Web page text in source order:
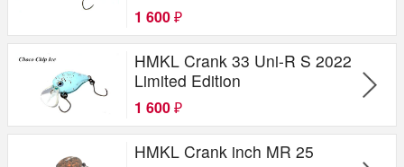
1 600 ₽
HMKL Crank 33 Uni-R S 2022
Limited Edition
1 600 ₽
HMKL Crank inch MR 25